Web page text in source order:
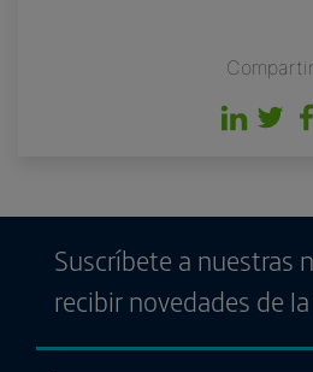
Compartir
Suscríbete a nuestras
recibir novedades de